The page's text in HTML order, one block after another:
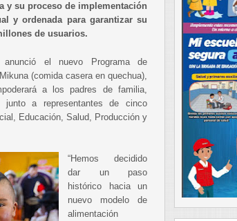
y su proceso de implementación
y ordenada para garantizar su
de usuarios.
el nuevo Programa de
(comida casera en quechua),
a los padres de familia,
junto a representantes de cinco
Educación, Salud, Producción y
“Hemos decidido
dar un paso
histórico hacia un
nuevo modelo de
alimentación